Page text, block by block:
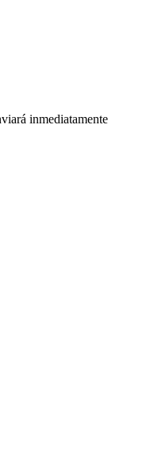
inmediatamente